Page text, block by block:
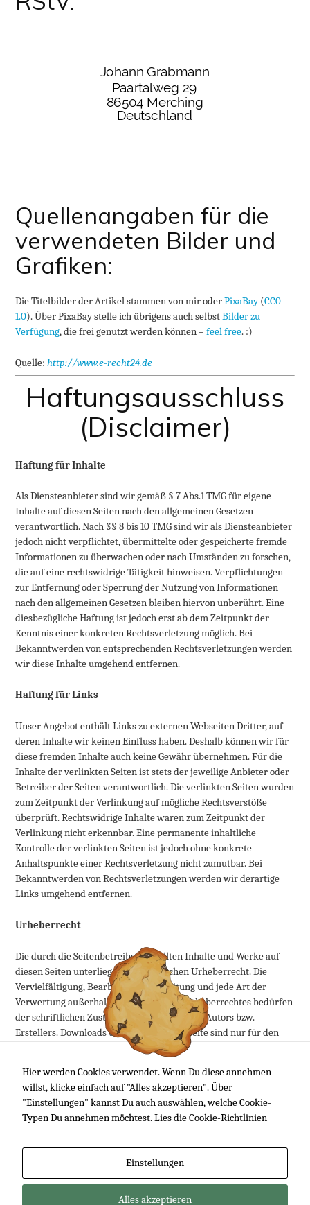
Quellenangaben für die
verwendeten Bilder und
Grafiken:
Die Titelbilder der Artikel stammen von mir oderPixaBay(CC0
1.0). Über PixaBay stelle ich übrigens auch selbstBilder zu
Verfügung, die frei genutzt werden können –feel free. :)
Quelle:http://www.e-recht24.de
Haftungs­ausschluss
(Disclaimer)
Haftung für Inhalte
Als Diensteanbieter sind wir gemäß § 7 Abs.1 TMG für eigene
Inhalte auf diesen Seiten nach den allgemeinen Gesetzen
verantwortlich. Nach §§ 8 bis 10 TMG sind wir als Diensteanbieter
jedoch nicht verpflichtet, übermittelte oder gespeicherte fremde
Informationen zu überwachen oder nach Umständen zu forschen,
die auf eine rechtswidrige Tätigkeit hinweisen. Verpflichtungen
zur Entfernung oder Sperrung der Nutzung von Informationen
nach den allgemeinen Gesetzen bleiben hiervon unberührt. Eine
diesbezügliche Haftung ist jedoch erst ab dem Zeitpunkt der
Kenntnis einer konkreten Rechtsverletzung möglich. Bei
Bekanntwerden von entsprechenden Rechtsverletzungen werden
wir diese Inhalte umgehend entfernen.
Haftung für Links
Unser Angebot enthält Links zu externen Webseiten Dritter, auf
deren Inhalte wir keinen Einfluss haben. Deshalb können wir für
diese fremden Inhalte auch keine Gewähr übernehmen. Für die
Inhalte der verlinkten Seiten ist stets der jeweilige Anbieter oder
Betreiber der Seiten verantwortlich. Die verlinkten Seiten wurden
zum Zeitpunkt der Verlinkung auf mögliche Rechtsverstöße
überprüft. Rechtswidrige Inhalte waren zum Zeitpunkt der
Verlinkung nicht erkennbar. Eine permanente inhaltliche
Kontrolle der verlinkten Seiten ist jedoch ohne konkrete
Anhaltspunkte einer Rechtsverletzung nicht zumutbar. Bei
Bekanntwerden von Rechtsverletzungen werden wir derartige
Links umgehend entfernen.
Urheberrecht
Die durch die Seitenbetreiber erstellten Inhalte und Werke auf
diesen Seiten unterliegen dem deutschen Urheberrecht. Die
Vervielfältigung, Bearbeitung, Verbreitung und jede Art der
Verwertung außerhalb der Grenzen des Urheberrechtes bedürfen
der schriftlichen Zustimmung des jeweiligen Autors bzw.
Erstellers. Downloads und Kopien dieser Seite sind nur für den
privaten, nicht kommerziellen Gebrauch gestattet. Soweit die
werden die Urheberrechte Dritter beachtet. Insbesondere werden
Inhalte Dritter als solche gekennzeichnet. Sollten Sie trotzdem auf
eine Urheberrechtsverletzung aufmerksam werden, bitten wir
um einen entsprechenden Hinweis. Bei Bekanntwerden von
Impressum Datenschutzerklärung
Hier werden Cookies verwendet. Wenn Du diese annehmen
willst, klicke einfach auf "Alles akzeptieren". Über
"Einstellungen" kannst Du auch auswählen, welche Cookie-
Typen Du annehmen möchtest.Lies die Cookie-Richtlinien
Einstellungen
Alles akzeptieren